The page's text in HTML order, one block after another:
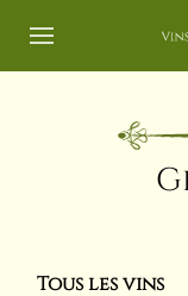
Tous les vins